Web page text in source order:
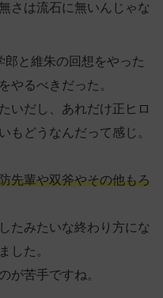
さは流石に無いんじゃな
と維朱の回想をやった
やるべきだった。
いだし、あれだけ正ヒロ
もどうなんだって感じ。
先輩や双斧やその他もろ
たみたいな終わり方にな
した。
が苦手ですね。